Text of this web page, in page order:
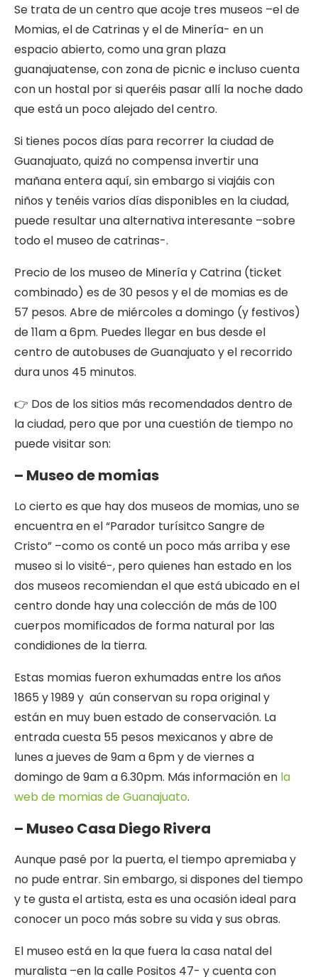
Se trata de un centro que acoje tres museos –el de
Momias, el de Catrinas y el de Minería- en un
espacio abierto, como una gran plaza
guanajuatense, con zona de picnic e incluso cuenta
con un hostal por si queréis pasar allí la noche dado
que está un poco alejado del centro.
Si tienes pocos días para recorrer la ciudad de
Guanajuato, quizá no compensa invertir una
mañana entera aquí, sin embargo si viajáis con
niños y tenéis varios días disponibles en la ciudad,
puede resultar una alternativa interesante –sobre
todo el museo de catrinas-.
Precio de los museo de Minería y Catrina (ticket
combinado) es de 30 pesos y el de momias es de
57 pesos. Abre de miércoles a domingo (y festivos)
de 11am a 6pm. Puedes llegar en bus desde el
centro de autobuses de Guanajuato y el recorrido
dura unos 45 minutos.
👉 Dos de los sitios más recomendados dentro de
la ciudad, pero que por una cuestión de tiempo no
puede visitar son:
– Museo de momias
Lo cierto es que hay dos museos de momias, uno se
encuentra en el “Parador turísitco Sangre de
Cristo” –como os conté un poco más arriba y ese
museo si lo visité-, pero quienes han estado en los
dos museos recomiendan el que está ubicado en el
centro donde hay una colección de más de 100
cuerpos momificados de forma natural por las
condidiones de la tierra.
Estas momias fueron exhumadas entre los años
1865 y 1989 y aún conservan su ropa original y
están en muy buen estado de conservación. La
entrada cuesta 55 pesos mexicanos y abre de
lunes a jueves de 9am a 6pm y de viernes a
domingo de 9am a 6.30pm. Más información en la
web de momias de Guanajuato.
– Museo Casa Diego Rivera
Aunque pasé por la puerta, el tiempo apremiaba y
no pude entrar. Sin embargo, si dispones del tiempo
y te gusta el artista, esta es una ocasión ideal para
conocer un poco más sobre su vida y sus obras.
El museo está en la que fuera la casa natal del
muralista –en la calle Positos 47- y cuenta con